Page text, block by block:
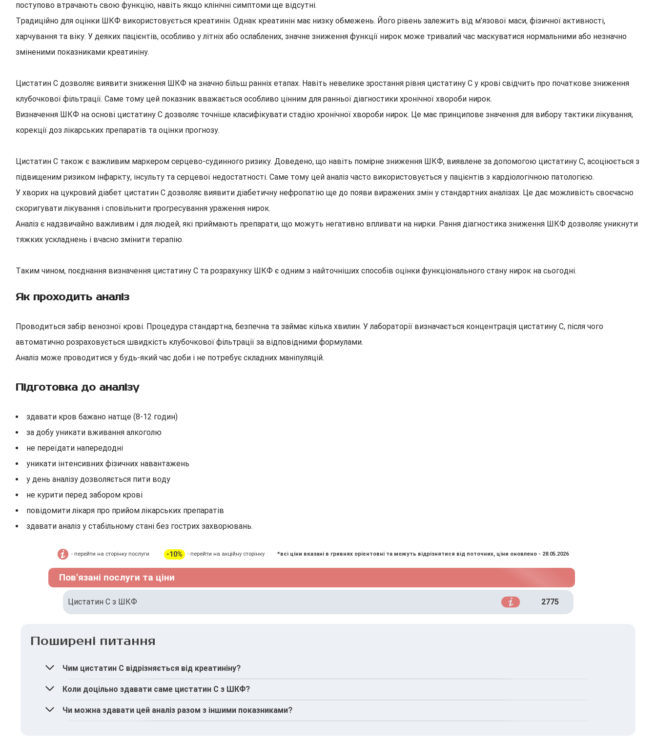
поступово втрачають свою функцію, навіть якщо клінічні симптоми ще відсутні.
Традиційно для оцінки ШКФ використовується креатинін. Однак креатинін має низку обмежень. Його рівень залежить від м’язової маси, фізичної активності,
харчування та віку. У деяких пацієнтів, особливо у літніх або ослаблених, значне зниження функції нирок може тривалий час маскуватися нормальними або незначно
зміненими показниками креатиніну.
Цистатин С дозволяє виявити зниження ШКФ на значно більш ранніх етапах. Навіть невелике зростання рівня цистатину С у крові свідчить про початкове зниження
клубочкової фільтрації. Саме тому цей показник вважається особливо цінним для ранньої діагностики хронічної хвороби нирок.
Визначення ШКФ на основі цистатину С дозволяє точніше класифікувати стадію хронічної хвороби нирок. Це має принципове значення для вибору тактики лікування,
корекції доз лікарських препаратів та оцінки прогнозу.
Цистатин С також є важливим маркером серцево-судинного ризику. Доведено, що навіть помірне зниження ШКФ, виявлене за допомогою цистатину С, асоціюється з
підвищеним ризиком інфаркту, інсульту та серцевої недостатності. Саме тому цей аналіз часто використовується у пацієнтів з кардіологічною патологією.
У хворих на цукровий діабет цистатин С дозволяє виявити діабетичну нефропатію ще до появи виражених змін у стандартних аналізах. Це дає можливість своєчасно
скоригувати лікування і сповільнити прогресування ураження нирок.
Аналіз є надзвичайно важливим і для людей, які приймають препарати, що можуть негативно впливати на нирки. Рання діагностика зниження ШКФ дозволяє уникнути
тяжких ускладнень і вчасно змінити терапію.
Таким чином, поєднання визначення цистатину С та розрахунку ШКФ є одним з найточніших способів оцінки функціонального стану нирок на сьогодні.
Як проходить аналіз
Проводиться забір венозної крові. Процедура стандартна, безпечна та займає кілька хвилин. У лабораторії визначається концентрація цистатину С, після чого
автоматично розраховується швидкість клубочкової фільтрації за відповідними формулами.
Аналіз може проводитися у будь-який час доби і не потребує складних маніпуляцій.
Підготовка до аналізу
здавати кров бажано натще (8-12 годин)
за добу уникати вживання алкоголю
не переїдати напередодні
уникати інтенсивних фізичних навантажень
у день аналізу дозволяється пити воду
не курити перед забором крові
повідомити лікаря про прийом лікарських препаратів
здавати аналіз у стабільному стані без гострих захворювань.
- перейти на сторінку послуги -10% - перейти на акційну сторінку *всі ціни вказані в гривнях орієнтовні та можуть відрізнятися від поточних, ціни оновлено - 28.05.2026
Пов'язані послуги та ціни
Цистатин С з ШКФ 2775
Поширені питання
Чим цистатин C відрізняється від креатиніну?
Цистатин C менш залежить від м’язової маси та способу життя, тому може точніше відображати функцію нирок, особливо на ранніх стадіях
Коли доцільно здавати саме цистатин C з ШКФ?
Аналіз рекомендований у випадках, коли потрібна максимально точна оцінка роботи нирок або коли результати креатиніну є сумнівними.
Чи можна здавати цей аналіз разом з іншими показниками?